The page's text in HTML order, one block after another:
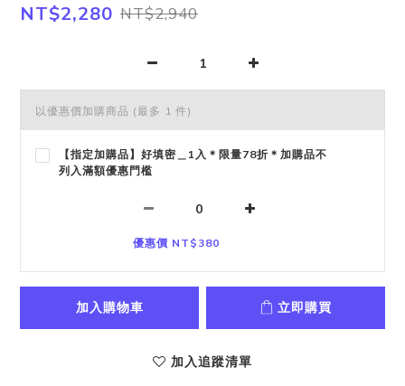
NT$2,280 NT$2,940
以優惠價加購商品 (最多 1 件)
【指定加購品】好填密＿1入＊限量78折＊加購品不
列入滿額優惠門檻
優惠價 NT$380
加入購物車 立即購買
加入追蹤清單